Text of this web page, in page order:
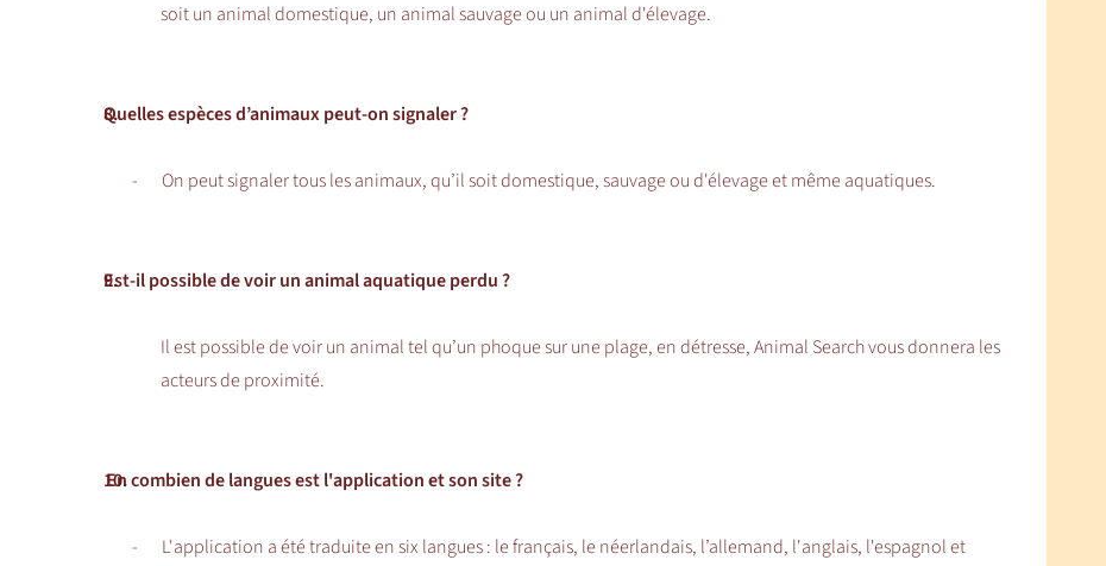
soit un animal domestique, un animal sauvage ou un animal d'élevage.
8.
Quelles espèces d’animaux peut-on signaler ?
- On peut signaler tous les animaux, qu’il soit domestique, sauvage ou d'élevage et même aquatiques.
9.
Est-il possible de voir un animal aquatique perdu ?
Il est possible de voir un animal tel qu’un phoque sur une plage, en détresse, Animal Search vous donnera les
acteurs de proximité.
10.
En combien de langues est l'application et son site ?
-
L'application a été traduite en six langues : le français, le néerlandais, l’allemand, l'anglais, l'espagnol et